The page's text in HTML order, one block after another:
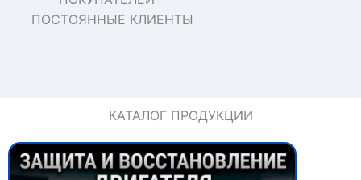
ПОСТОЯННЫЕ КЛИЕНТЫ
КАТАЛОГ ПРОДУКЦИИ